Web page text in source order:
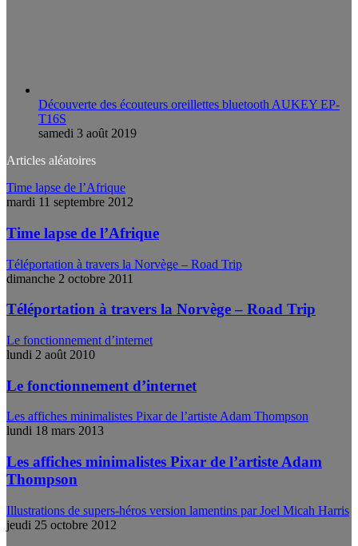
Découverte des écouteurs oreillettes bluetooth AUKEY EP-
T16S
samedi 3 août 2019
Articles aléatoires
Time lapse de l’Afrique
mardi 11 septembre 2012
Time lapse de l’Afrique
Téléportation à travers la Norvège – Road Trip
dimanche 2 octobre 2011
Téléportation à travers la Norvège – Road Trip
Le fonctionnement d’internet
lundi 2 août 2010
Le fonctionnement d’internet
Les affiches minimalistes Pixar de l’artiste Adam Thompson
lundi 18 mars 2013
Les affiches minimalistes Pixar de l’artiste Adam
Thompson
Illustrations de supers-héros version lamentins par Joel Micah Harris
jeudi 25 octobre 2012